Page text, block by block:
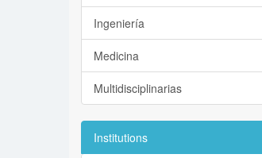
Ingeniería
Medicina
Multidisciplinarias
Institutions